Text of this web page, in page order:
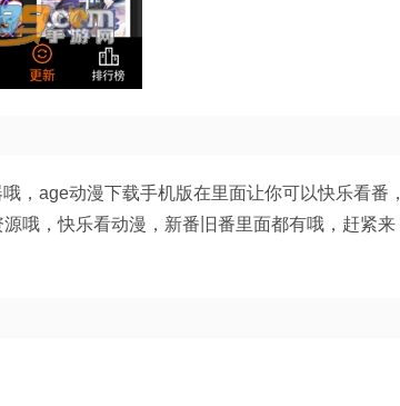
，age动漫下载手机版在里面让你可以快乐看番，
哦，快乐看动漫，新番旧番里面都有哦，赶紧来